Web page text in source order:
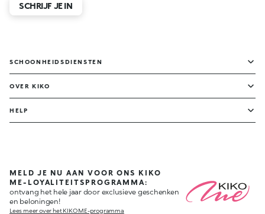
SCHRIJF JE IN
SCHOONHEIDSDIENSTEN
OVER KIKO
HELP
MELD JE NU AAN VOOR ONS KIKO
ME-LOYALITEITSPROGRAMMA:
ontvang het hele jaar door exclusieve geschenken
en beloningen!
Lees meer over het KIKO ME-programma